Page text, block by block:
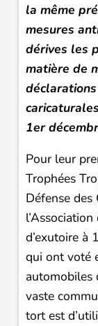
la même
mesures
dérives les
matière de
1er
Pour leur
Trophées
Défense des
d’exutoire à
qui ont voté
automobiles
vaste
tort est